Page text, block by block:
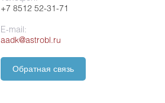
+7 8512 52-31-71
E-mail:
aadk@astrobl.ru
Обратная связь